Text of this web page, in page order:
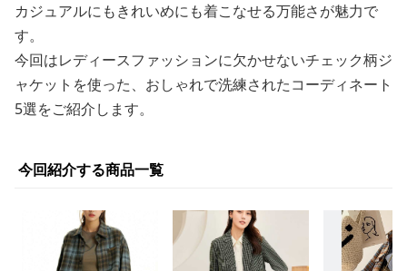
カジュアルにもきれいめにも着こなせる万能さが魅力で
す。
今回はレディースファッションに欠かせないチェック柄ジ
ャケットを使った、おしゃれで洗練されたコーディネート
5選をご紹介します。
今回紹介する商品一覧